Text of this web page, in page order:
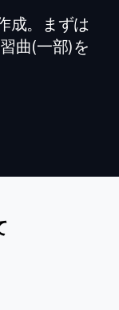
成。まずは
曲(一部)を